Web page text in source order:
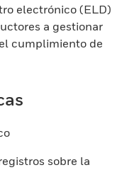
electrónico (ELD)
a gestionar
cumplimiento de
sobre la